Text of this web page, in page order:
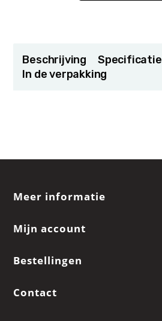
Beschrijving
Specificatie
In de verpakking
Meer informatie
Mijn account
Bestellingen
Contact